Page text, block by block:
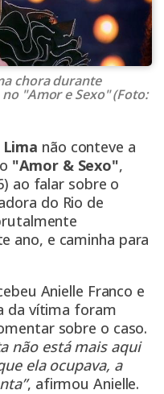
chora durante
"Amor e Sexo" (Foto:
não conteve a
"Amor & Sexo",
ao falar sobre o
do Rio de
ano, e caminha para
Anielle Franco e
da vítima foram
sobre o caso.
não está mais aqui
ela ocupava, a
, afirmou Anielle.